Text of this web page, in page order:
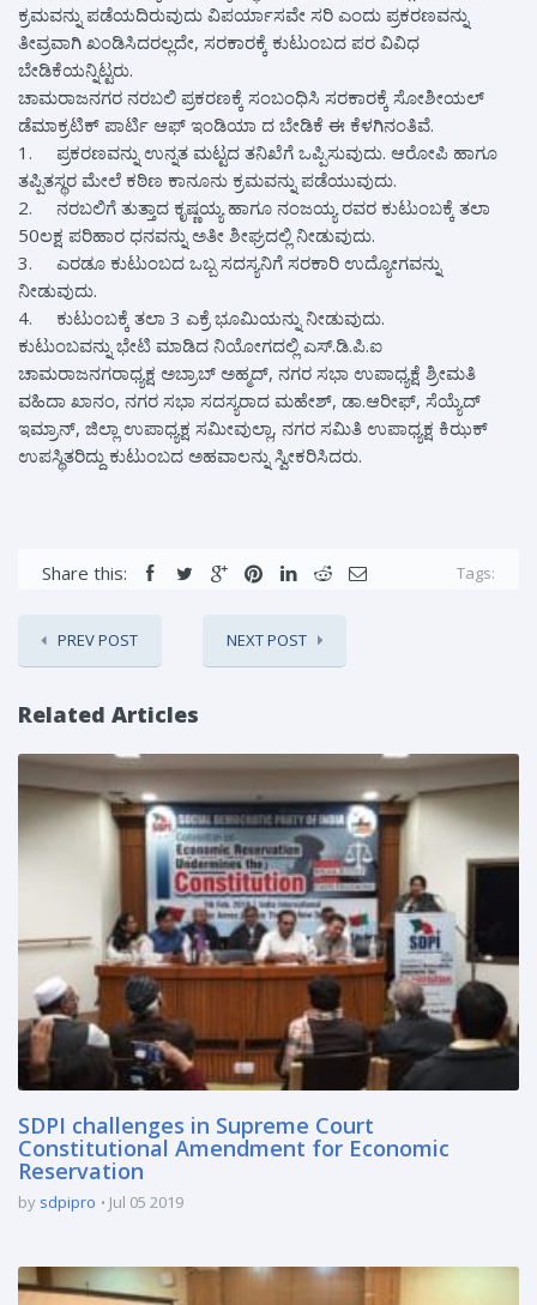
ಕ್ರಮವನ್ನು ಪಡೆಯದಿರುವುದು ವಿಪರ್ಯಾಸವೇ ಸರಿ ಎಂದು ಪ್ರಕರಣವನ್ನು
ತೀವ್ರವಾಗಿ ಖಂಡಿಸಿದರಲ್ಲದೇ, ಸರಕಾರಕ್ಕೆ ಕುಟುಂಬದ ಪರ ವಿವಿಧ
ಬೇಡಿಕೆಯನ್ನಿಟ್ಟರು.
ಚಾಮರಾಜನಗರ ನರಬಲಿ ಪ್ರಕರಣಕ್ಕೆ ಸಂಬಂಧಿಸಿ ಸರಕಾರಕ್ಕೆ ಸೋಶೀಯಲ್
ಡೆಮಾಕ್ರಟಿಕ್ ಪಾರ್ಟಿ ಆಫ್ ಇಂಡಿಯಾ ದ ಬೇಡಿಕೆ ಈ ಕೆಳಗಿನಂತಿವೆ.
1.
ಪ್ರಕರಣವನ್ನು ಉನ್ನತ ಮಟ್ಟದ ತನಿಖೆಗೆ ಒಪ್ಪಿಸುವುದು. ಆರೋಪಿ ಹಾಗೂ
ತಪ್ಪಿತಸ್ಥರ ಮೇಲೆ ಕಠಿಣ ಕಾನೂನು ಕ್ರಮವನ್ನು ಪಡೆಯುವುದು.
2.
ನರಬಲಿಗೆ ತುತ್ತಾದ ಕೃಷ್ಣಯ್ಯ ಹಾಗೂ ನಂಜಯ್ಯ ರವರ ಕುಟುಂಬಕ್ಕೆ ತಲಾ
50ಲಕ್ಷ ಪರಿಹಾರ ಧನವನ್ನು ಅತೀ ಶೀಘ್ರದಲ್ಲಿ ನೀಡುವುದು.
3.
ಎರಡೂ ಕುಟುಂಬದ ಒಬ್ಬ ಸದಸ್ಯನಿಗೆ ಸರಕಾರಿ ಉದ್ಯೋಗವನ್ನು
ನೀಡುವುದು.
4.
ಕುಟುಂಬಕ್ಕೆ ತಲಾ 3 ಎಕ್ರೆ ಭೂಮಿಯನ್ನು ನೀಡುವುದು.
ಕುಟುಂಬವನ್ನು ಭೇಟಿ ಮಾಡಿದ ನಿಯೋಗದಲ್ಲಿ ಎಸ್.ಡಿ.ಪಿ.ಐ
ಚಾಮರಾಜನಗರಾಧ್ಯಕ್ಷ ಅಬ್ರಾಬ್ ಅಹ್ಮದ್, ನಗರ ಸಭಾ ಉಪಾಧ್ಯಕ್ಷೆ ಶ್ರೀಮತಿ
ವಹಿದಾ ಖಾನಂ, ನಗರ ಸಭಾ ಸದಸ್ಯರಾದ ಮಹೇಶ್, ಡಾ.ಆರೀಫ್, ಸೆಯ್ಯೆದ್
ಇಮ್ರಾನ್, ಜಿಲ್ಲಾ ಉಪಾಧ್ಯಕ್ಷ ಸಮೀವುಲ್ಲಾ, ನಗರ ಸಮಿತಿ ಉಪಾಧ್ಯಕ್ಷ ಕಿಝಕ್
ಉಪಸ್ಥಿತರಿದ್ದು ಕುಟುಂಬದ ಅಹವಾಲನ್ನು ಸ್ವೀಕರಿಸಿದರು.
Share this: Tags:
PREV POST NEXT POST
Related Articles
SDPI challenges in Supreme Court
Constitutional Amendment for Economic
Reservation
by sdpipro Jul 05 2019